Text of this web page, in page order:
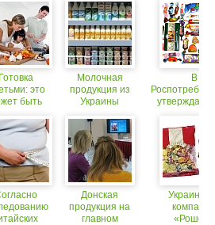
Готовка
это
быть
Молочная
продукция из
Украины
запретом
Донская
продукция на
главном
В
утверждают,
компании
«Рошен»
качества
компания
«Рошен»